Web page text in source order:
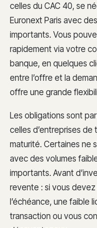
celles du CAC 40, se
Euronext Paris avec
importants. Vous
rapidement via votre
banque, en quelques
entre l’offre et la
offre une grande
Les obligations sont
celles d’entreprises
maturité. Certaines ne
avec des volumes
importants. Avant
revente : si vous
l’échéance, une faible
transaction ou vous